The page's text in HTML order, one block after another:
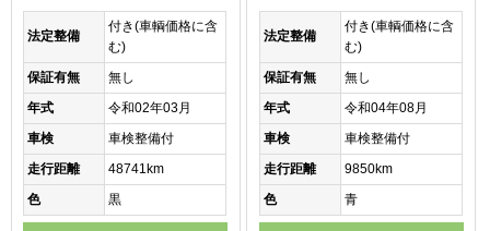
法定整備
付き(車輌価格に含
む)
保証有無
無し
年式
令和02年03月
車検
車検整備付
走行距離
48741km
色
黒
法定整備
付き(車輌価格に含
む)
保証有無
無し
年式
令和04年08月
車検
車検整備付
走行距離
9850km
色
青